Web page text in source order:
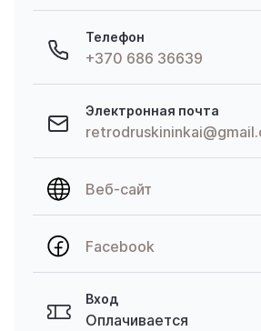
Телефон
+370 686 36639
Электронная почта
Веб-сайт
Facebook
Вход
Оплачивается